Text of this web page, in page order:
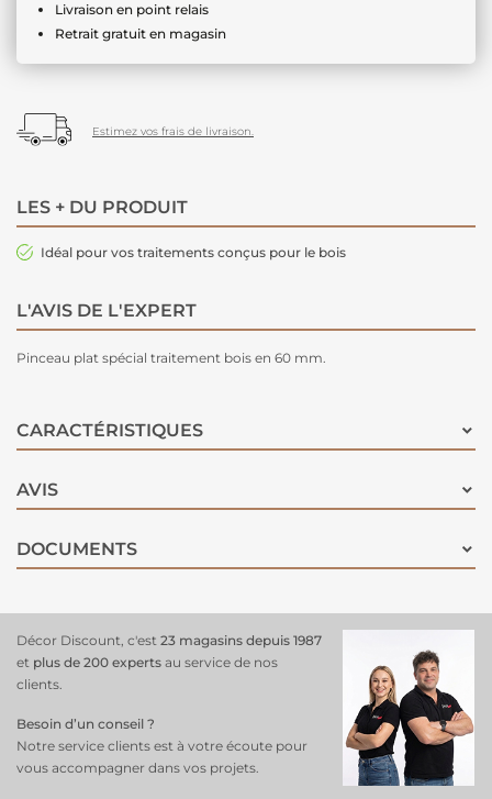
Livraison en point relais
Retrait gratuit en magasin
Estimez vos frais de livraison.
LES + DU PRODUIT
Idéal pour vos traitements conçus pour le bois
L'AVIS DE L'EXPERT
Pinceau plat spécial traitement bois en 60 mm.
CARACTÉRISTIQUES
AVIS
DOCUMENTS
Décor Discount, c'est 23 magasins depuis 1987
et plus de 200 experts au service de nos
clients.
Besoin d’un conseil ?
Notre service clients est à votre écoute pour
vous accompagner dans vos projets.